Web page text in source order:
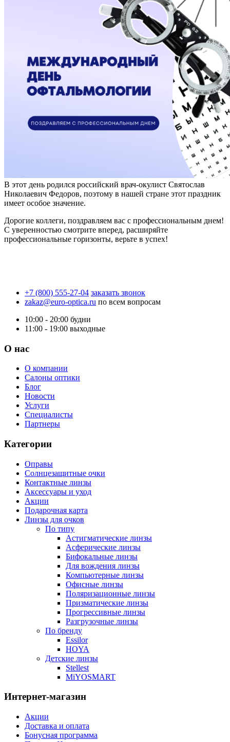
В этот день родился российский врач-окулист Святослав
Николаевич Федоров, поэтому в нашей стране этот праздник
имеет особое значение.
Дорогие коллеги, поздравляем вас с профессиональным днем!
С уверенностью смотрите вперед, расширяйте
профессиональные горизонты, верьте в успех!
+7 (800) 555-27-04 заказать звонок
zakaz@euro-optica.ru по всем вопросам
10:00 - 20:00 будни
11:00 - 19:00 выходные
О нас
О компании
Салоны оптики
Блог
Новости
Услуги
Специалисты
Партнеры
Категории
Оправы
Солнцезащитные очки
Контактные линзы
Аксессуары и уход
Акции
Подарочная карта
Линзы для очков
По типу
Астигматические линзы
Асферические линзы
Бифокальные линзы
Для вождения линзы
Компьютерные линзы
Офисные линзы
Поляризационные линзы
Призматические линзы
Прогрессивные линзы
Разгрузочные линзы
По бренду
Essilor
HOYA
Детские линзы
Stellest
MiYOSMART
Интернет-магазин
Акции
Доставка и оплата
Бонусная программа